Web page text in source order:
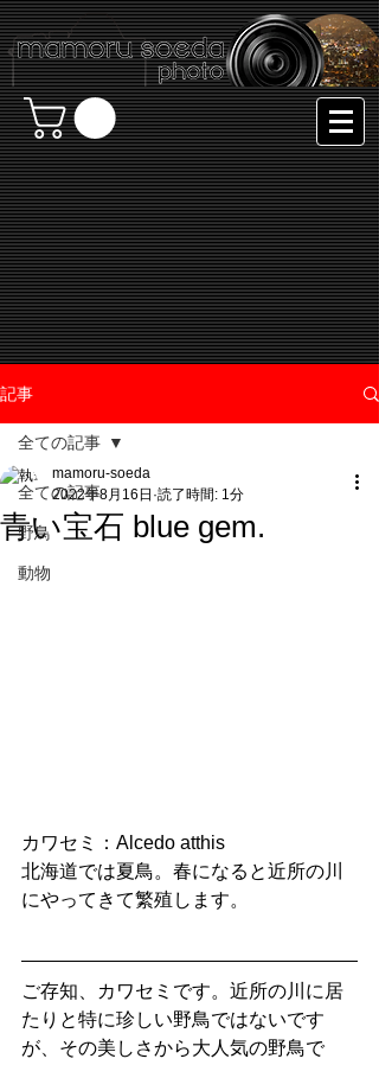
記事
全ての記事
野鳥
動物
全ての記事
青い宝石 blue gem.
mamoru-soeda
2022年8月16日 読了時間: 1分
カワセミ：Alcedo atthis
北海道では夏鳥。春になると近所の川
にやってきて繁殖します。
ご存知、カワセミです。近所の川に居
たりと特に珍しい野鳥ではないです
が、その美しさから大人気の野鳥で